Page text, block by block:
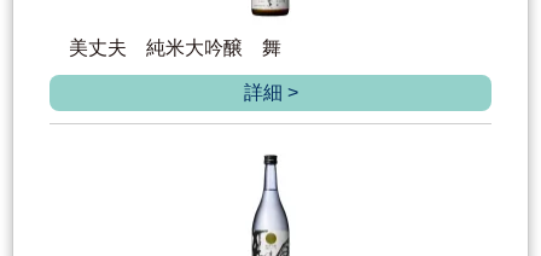
美丈夫 純米大吟醸 舞
詳細 >